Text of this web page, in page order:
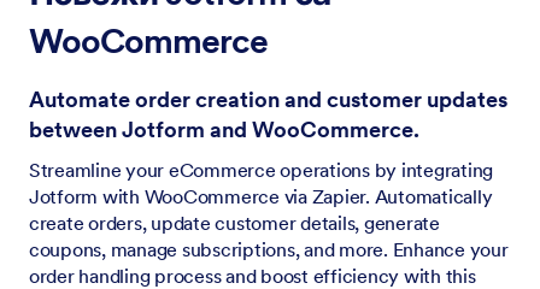
WooCommerce
Automate order creation and customer updates
between Jotform and WooCommerce.
Streamline your eCommerce operations by integrating
Jotform with WooCommerce via Zapier. Automatically
create orders, update customer details, generate
coupons, manage subscriptions, and more. Enhance your
order handling process and boost efficiency with this